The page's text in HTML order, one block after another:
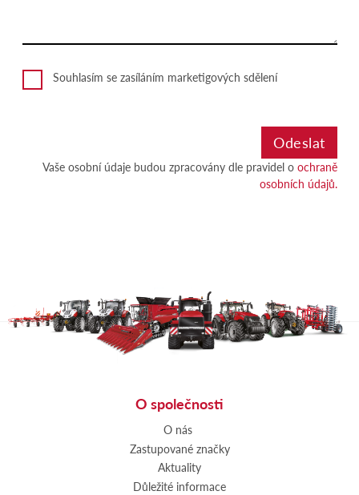
Souhlasím se zasíláním marketigových sdělení
Vaše osobní údaje budou zpracovány dle pravidel o ochraně
osobních údajů.
O společnosti
O nás
Zastupované značky
Aktuality
Důležité informace